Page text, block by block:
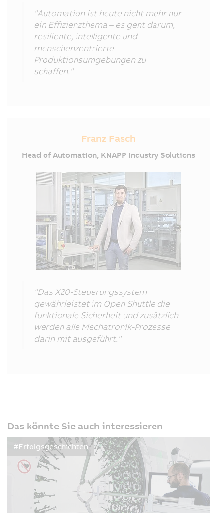
"Automation ist heute nicht mehr nur
ein Effizienzthema – es geht darum,
resiliente, intelligente und
menschenzentrierte
Produktionsumgebungen zu
schaffen."
Franz Fasch
Head of Automation, KNAPP Industry Solutions
"Das X20-Steuerungssystem
gewährleistet im Open Shuttle die
funktionale Sicherheit und zusätzlich
werden alle Mechatronik-Prozesse
darin mit ausgeführt."
Das könnte Sie auch interessieren
#Erfolgsgeschichten